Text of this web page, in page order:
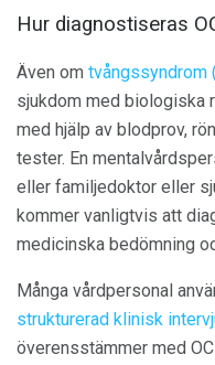
Hur diagnostiseras
Även om tvångssyndrom
sjukdom med biologiska
med hjälp av blodprov,
tester. En
eller familjedoktor eller
kommer vanligtvis att
medicinska bedömning
Många vårdpersonal
strukturerad klinisk
överensstämmer med